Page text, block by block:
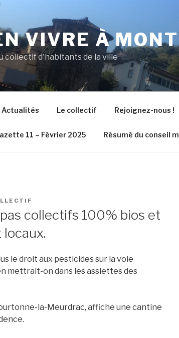
VIVRE À
collectif d'habitants de la ville
Actualités Le collectif Rejoignez-nous !
11 – Février 2025 Résumé du conseil
collectifs 100% bios et
le droit aux pesticides sur la voie
mettrait-on dans les assiettes des
la-Meurdrac, affiche une cantine